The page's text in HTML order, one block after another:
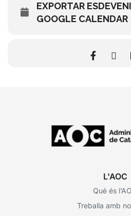
EXPORTAR
GOOGLE CALENDAR
L'AOC
Què és
Treballa amb